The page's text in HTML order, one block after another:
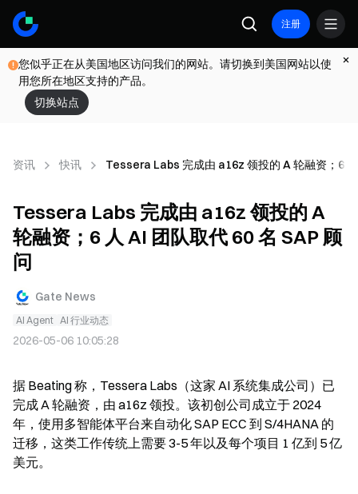
注册
您似乎正在从美国地区访问我们的网站。请切换到美国网站以使
用您所在地区支持的产品。
切换站点
资讯 快讯 Tessera Labs 完成由 a16z 领投的 A 轮融资；6
Tessera Labs 完成由 a16z 领投的 A
轮融资；6 人 AI 团队取代 60 名 SAP 顾
问
Gate News
AI Agent AI 行业动态
2026-05-06 10:05:28
据 Beating 称，Tessera Labs（这家 AI 系统集成公司）已
完成 A 轮融资，由 a16z 领投。该初创公司成立于 2024
年，使用多智能体平台来自动化 SAP ECC 到 S/4HANA 的
迁移，这类工作传统上需要 3-5 年以及每个项目 1 亿到 5 亿
美元。